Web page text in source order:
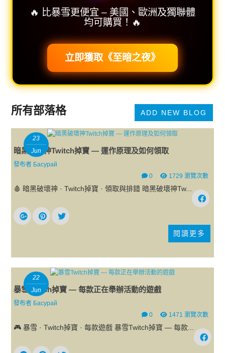
🔥 比暴雪更便宜 – 美國、歐洲及獨聯體
均可購買！🔥
立即獲取《至暗之夜》
所有部落格 ADD NEW BLOG
23
Jun
暗黑破壞神Twitch掉寶 — 運作原理及如何領取
發布者 Басурай
0
1729 瀏覽次數
🩸 暗黑破壞神 · Twitch掉寶 · 領取與排錯 暗黑破壞神Tw...
閱讀更多
22
Jun
暴雪Twitch掉寶 — 每款正在舉辦活動的遊戲
發布者 Басурай
0
1471 瀏覽次數
🎮 暴雪 · Twitch掉寶 · 每款遊戲 暴雪Twitch掉寶 — 每款...